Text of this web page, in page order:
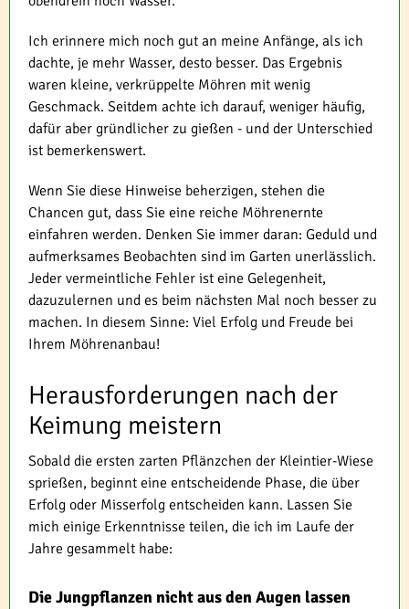
Ich erinnere mich noch gut an meine Anfänge, als ich
dachte, je mehr Wasser, desto besser. Das Ergebnis
waren kleine, verkrüppelte Möhren mit wenig
Geschmack. Seitdem achte ich darauf, weniger häufig,
dafür aber gründlicher zu gießen - und der Unterschied
ist bemerkenswert.
Wenn Sie diese Hinweise beherzigen, stehen die
Chancen gut, dass Sie eine reiche Möhrenernte
einfahren werden. Denken Sie immer daran: Geduld und
aufmerksames Beobachten sind im Garten unerlässlich.
Jeder vermeintliche Fehler ist eine Gelegenheit,
dazuzulernen und es beim nächsten Mal noch besser zu
machen. In diesem Sinne: Viel Erfolg und Freude bei
Ihrem Möhrenanbau!
Herausforderungen nach der
Keimung meistern
Sobald die ersten zarten Pflänzchen der Kleintier-Wiese
sprießen, beginnt eine entscheidende Phase, die über
Erfolg oder Misserfolg entscheiden kann. Lassen Sie
mich einige Erkenntnisse teilen, die ich im Laufe der
Jahre gesammelt habe:
Die Jungpflanzen nicht aus den Augen lassen